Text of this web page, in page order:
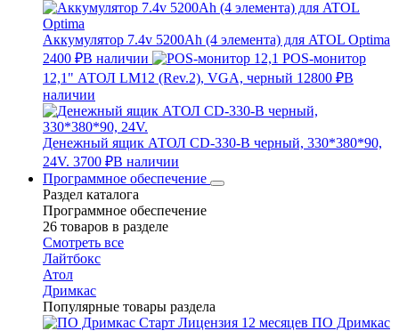
Аккумулятор 7.4v 5200Ah (4 элемента) для ATOL Optima
2400 ₽В наличии
POS-монитор
12,1" АТОЛ LM12 (Rev.2), VGA, черный 12800 ₽В
наличии
Денежный ящик АТОЛ CD-330-B черный, 330*380*90,
24V. 3700 ₽В наличии
Программное обеспечение
Раздел каталога
Программное обеспечение
26 товаров в разделе
Смотреть все
Лайтбокс
Атол
Дримкас
Популярные товары раздела
ПО Дримкас